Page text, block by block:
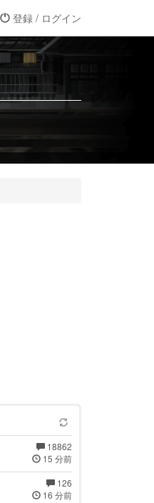
登録 / ログイン
18862
15 分前
126
16 分前